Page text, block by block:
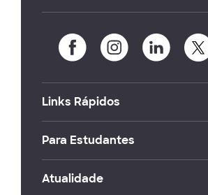
Links Rápidos
Para Estudantes
Atualidade